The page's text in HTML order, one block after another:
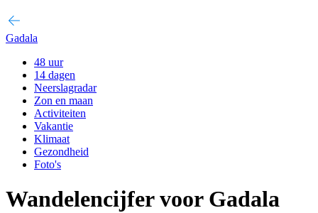
Gadala
48 uur
14 dagen
Neerslagradar
Zon en maan
Activiteiten
Vakantie
Klimaat
Gezondheid
Foto's
Wandelencijfer voor Gadala